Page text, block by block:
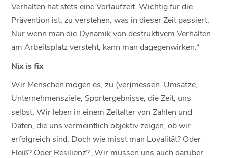
Verhalten hat stets eine Vorlaufzeit. Wichtig für die
Prävention ist, zu verstehen, was in dieser Zeit passiert.
Nur wenn man die Dynamik von destruktivem Verhalten
am Arbeitsplatz versteht, kann man dagegenwirken.“
Nix is fix
Wir Menschen mögen es, zu (ver)messen. Umsätze,
Unternehmensziele, Sportergebnisse, die Zeit, uns
selbst. Wir leben in einem Zeitalter von Zahlen und
Daten, die uns vermeintlich objektiv zeigen, ob wir
erfolgreich sind. Doch wie misst man Loyalität? Oder
Fleiß? Oder Resilienz? „Wir müssen uns auch darüber